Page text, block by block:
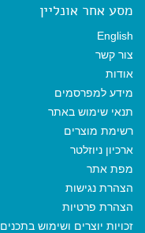
מסע אחר אונליין
English
צור קשר
אודות
מידע למפרסמים
תנאי שימוש באתר
רשימת מוצרים
ארכיון ניוזלטר
מפת אתר
הצהרת נגישות
הצהרת פרטיות
זכויות יוצרים ושימוש בתכנים